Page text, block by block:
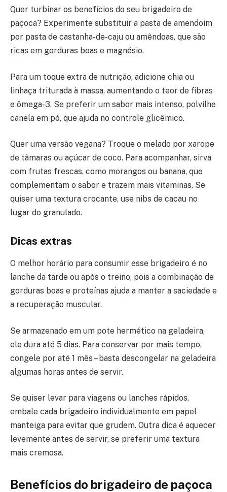
Quer turbinar os benefícios do seu brigadeiro de
paçoca? Experimente substituir a pasta de amendoim
por pasta de castanha-de-caju ou amêndoas, que são
ricas em gorduras boas e magnésio.
Para um toque extra de nutrição, adicione chia ou
linhaça triturada à massa, aumentando o teor de fibras
e ômega-3. Se preferir um sabor mais intenso, polvilhe
canela em pó, que ajuda no controle glicêmico.
Quer uma versão vegana? Troque o melado por xarope
de tâmaras ou açúcar de coco. Para acompanhar, sirva
com frutas frescas, como morangos ou banana, que
complementam o sabor e trazem mais vitaminas. Se
quiser uma textura crocante, use nibs de cacau no
lugar do granulado.
Dicas extras
O melhor horário para consumir esse brigadeiro é no
lanche da tarde ou após o treino, pois a combinação de
gorduras boas e proteínas ajuda a manter a saciedade e
a recuperação muscular.
Se armazenado em um pote hermético na geladeira,
ele dura até 5 dias. Para conservar por mais tempo,
congele por até 1 mês – basta descongelar na geladeira
algumas horas antes de servir.
Se quiser levar para viagens ou lanches rápidos,
embale cada brigadeiro individualmente em papel
manteiga para evitar que grudem. Outra dica é aquecer
levemente antes de servir, se preferir uma textura
mais cremosa.
Benefícios do brigadeiro de paçoca